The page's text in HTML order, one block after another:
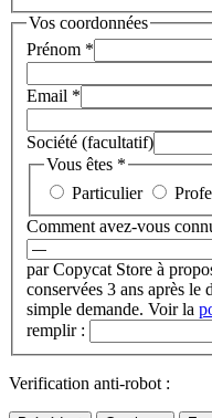
Vos coordonnées
Prénom *
Email *
Société (facultatif)
Vous êtes *
Particulier
Comment avez-vous
par Copycat Store à
conservées 3 ans après le dernier échange et supprimables sur
simple demande. Voir la
remplir :
Verification anti-robot :